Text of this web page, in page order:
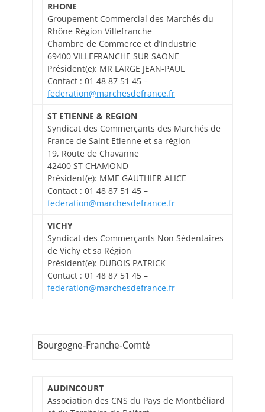
RHONE
Groupement Commercial des Marchés du
Rhône Région Villefranche
Chambre de Commerce et d’Industrie
69400 VILLEFRANCHE SUR SAONE
Président(e): MR LARGE JEAN-PAUL
Contact : 01 48 87 51 45 –
federation@marchesdefrance.fr
ST ETIENNE & REGION
Syndicat des Commerçants des Marchés de
France de Saint Etienne et sa région
19, Route de Chavanne
42400 ST CHAMOND
Président(e): MME GAUTHIER ALICE
Contact : 01 48 87 51 45 –
federation@marchesdefrance.fr
VICHY
Syndicat des Commerçants Non Sédentaires
de Vichy et sa Région
Président(e): DUBOIS PATRICK
Contact : 01 48 87 51 45 –
federation@marchesdefrance.fr
Bourgogne-Franche-Comté
AUDINCOURT
Association des CNS du Pays de Montbéliard